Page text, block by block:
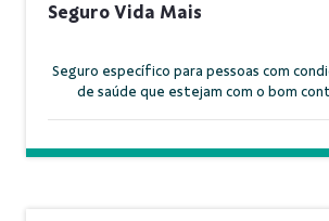
Seguro Vida Mais
Seguro específico para pessoas com
de saúde que estejam com o bom